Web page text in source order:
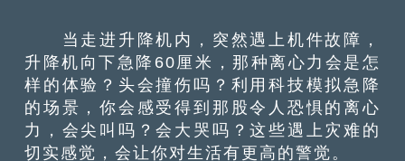
当走进升降机内，突然遇上机件故障，
升降机向下急降60厘米，那种离心力会是怎
样的体验？头会撞伤吗？利用科技模拟急降
的场景，你会感受得到那股令人恐惧的离心
力，会尖叫吗？会大哭吗？这些遇上灾难的
切实感觉，会让你对生活有更高的警觉。